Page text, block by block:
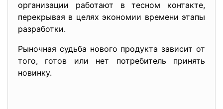
организации работают в тесном контакте,
перекрывая в целях экономии времени этапы
разработки.
Рыночная судьба нового продукта зависит от
того, готов или нет потребитель принять
новинку.